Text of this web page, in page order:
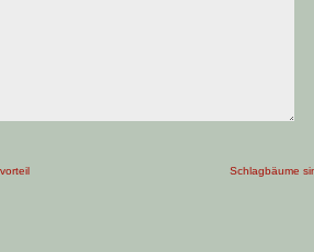
Schlagbäume